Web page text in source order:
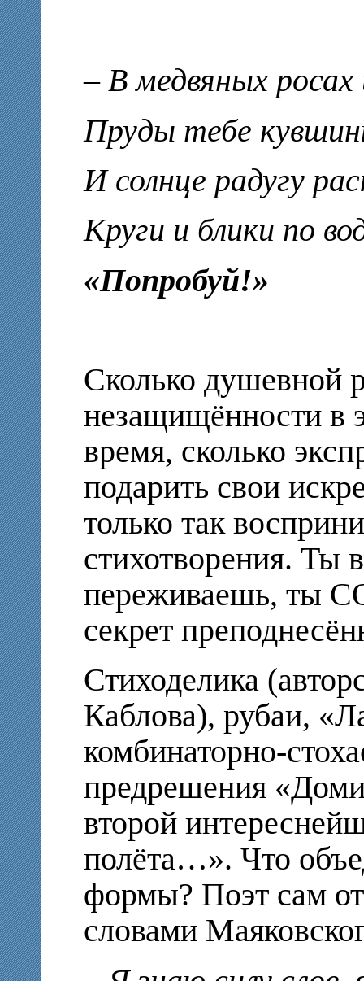
– В медвяных
Пруды тебе
И солнце радугу
Круги и блики по
«Попробуй!»
Сколько душевной
незащищённости в
время, сколько
подарить свои
только так
стихотворения. Ты
переживаешь, ты
секрет
Стиходелика
Каблова), рубаи,
комбинаторно-
предрешения
второй
полёта…». Что
формы? Поэт сам
словами